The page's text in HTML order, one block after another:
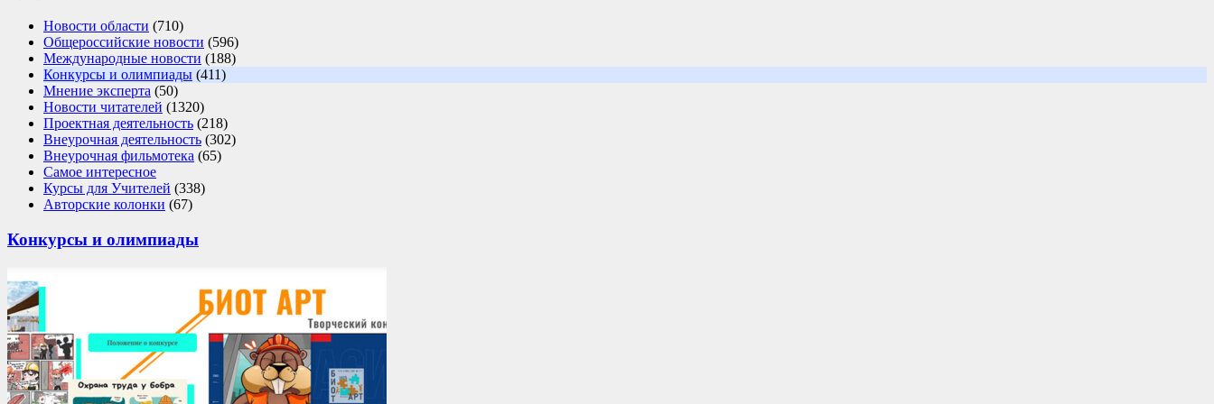
Новости области (710)
Общероссийские новости (596)
Международные новости (188)
Конкурсы и олимпиады (411)
Мнение эксперта (50)
Новости читателей (1320)
Проектная деятельность (218)
Внеурочная деятельность (302)
Внеурочная фильмотека (65)
Самое интересное
Курсы для Учителей (338)
Авторские колонки (67)
Конкурсы и олимпиады